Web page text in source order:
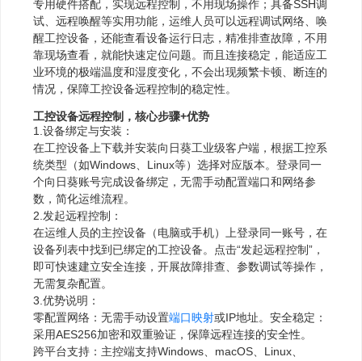
专用硬件搭配，实现远程控制，不用现场操作；具备SSH调
试、远程唤醒等实用功能，运维人员可以远程调试网络、唤
醒工控设备，还能查看设备运行日志，精准排查故障，不用
靠现场查看，就能快速定位问题。而且连接稳定，能适应工
业环境的极端温度和湿度变化，不会出现频繁卡顿、断连的
情况，保障工控设备远程控制的稳定性。
工控设备远程控制，核心步骤+优势
1.设备绑定与安装：
在工控设备上下载并安装向日葵工业级客户端，根据工控系
统类型（如Windows、Linux等）选择对应版本。登录同一
个向日葵账号完成设备绑定，无需手动配置端口和网络参
数，简化运维流程。
2.发起远程控制：
在运维人员的主控设备（电脑或手机）上登录同一账号，在
设备列表中找到已绑定的工控设备。点击“发起远程控制”，
即可快速建立安全连接，开展故障排查、参数调试等操作，
无需复杂配置。
3.优势说明：
零配置网络：无需手动设置端口映射或IP地址。安全稳定：
采用AES256加密和双重验证，保障远程连接的安全性。
跨平台支持：主控端支持Windows、macOS、Linux、